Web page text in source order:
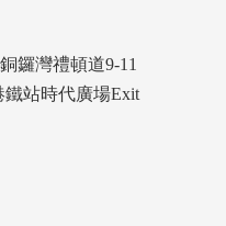
鑼灣禮頓道9-11
站時代廣場Exit